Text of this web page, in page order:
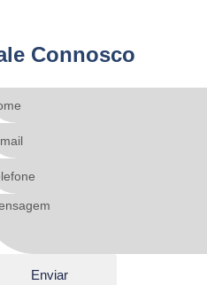
Connosco
Enviar